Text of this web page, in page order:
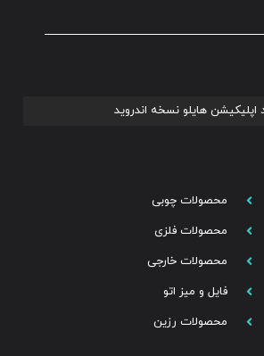
اپلیکیشن هایلو نسخه اندروید
محصولات چوبی
محصولات فلزی
محصولات خارجی
فایل و میز اتو
محصولات رزین